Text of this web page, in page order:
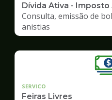
Dívida Ativa - Imposto
Consulta, emissão de
anistias
SERVICO
Feiras Livres